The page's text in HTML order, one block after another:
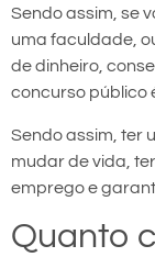
Sendo assim, se
uma faculdade,
de dinheiro,
concurso público
Sendo assim, ter
mudar de vida,
emprego e
Quanto